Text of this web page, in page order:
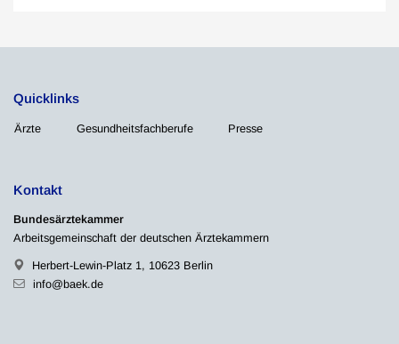
Quicklinks
Ärzte Gesundheitsfachberufe Presse
Kontakt
Bundesärztekammer
Arbeitsgemeinschaft der deutschen Ärztekammern
Herbert-Lewin-Platz 1, 10623 Berlin
info@baek.de